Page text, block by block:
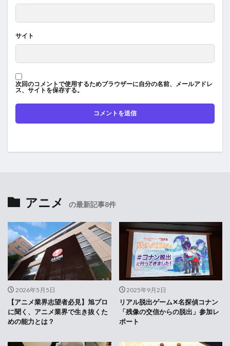
サイト
次回のコメントで使用するためブラウザーに自分の名前、メールアドレ
ス、サイトを保存する。
アニメ の最新記事8件
2026年5月5日
【アニメ業界志望者必見】旭プロ
に聞く、アニメ業界で生き抜くた
めの能力とは？
2025年9月2日
リアル脱出ゲーム✕名探偵コナン
「残像の交信からの脱出」参加レ
ポート